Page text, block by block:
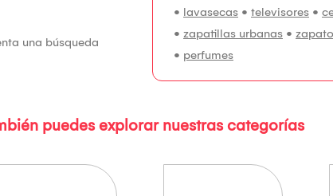
una búsqueda
• lavasecas • televisores •
• zapatillas urbanas •
• perfumes
puedes explorar nuestras categorías